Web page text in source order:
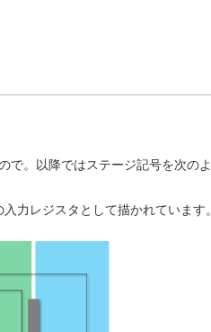
で。以降ではステージ記号を次のよ
力レジスタとして描かれています。